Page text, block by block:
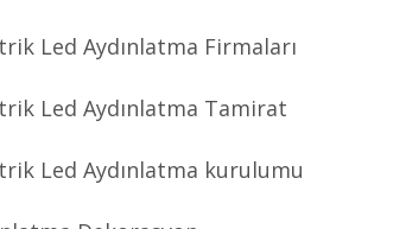
Led Aydınlatma Firmaları
Led Aydınlatma Tamirat
Led Aydınlatma kurulumu